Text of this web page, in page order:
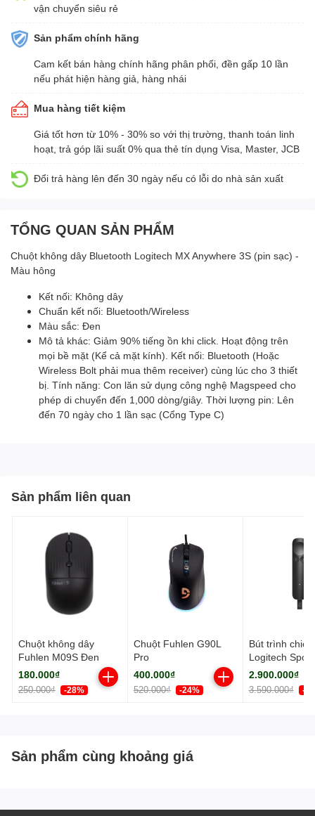
vận chuyển siêu rẻ
Sản phẩm chính hãng
Cam kết bán hàng chính hãng phân phối, đền gấp 10 lần
nếu phát hiện hàng giả, hàng nhái
Mua hàng tiết kiệm
Giá tốt hơn từ 10% - 30% so với thị trường, thanh toán linh
hoạt, trả góp lãi suất 0% qua thẻ tín dụng Visa, Master, JCB
Đổi trả hàng lên đến 30 ngày nếu có lỗi do nhà sản xuất
TỔNG QUAN SẢN PHẨM
Chuột không dây Bluetooth Logitech MX Anywhere 3S (pin sạc) -
Màu hông
Kết nối: Không dây
Chuẩn kết nối: Bluetooth/Wireless
Màu sắc: Đen
Mô tả khác: Giảm 90% tiếng ồn khi click. Hoạt động trên
mọi bề mặt (Kể cả mặt kính). Kết nối: Bluetooth (Hoặc
Wireless Bolt phải mua thêm receiver) cùng lúc cho 3 thiết
bị. Tính năng: Con lăn sử dụng công nghệ Magspeed cho
phép di chuyển đến 1,000 dòng/giây. Thời lượng pin: Lên
đến 70 ngày cho 1 lần sạc (Cổng Type C)
Sản phẩm liên quan
Chuột không dây
Fuhlen M09S Đen
180.000₫
250.000₫ -28%
Chuột Fuhlen G90L
Pro
400.000₫
520.000₫ -24%
Bút trình chiếu
Logitech
màu xám
2.900.000₫
3.590.000₫ -
Sản phẩm cùng khoảng giá